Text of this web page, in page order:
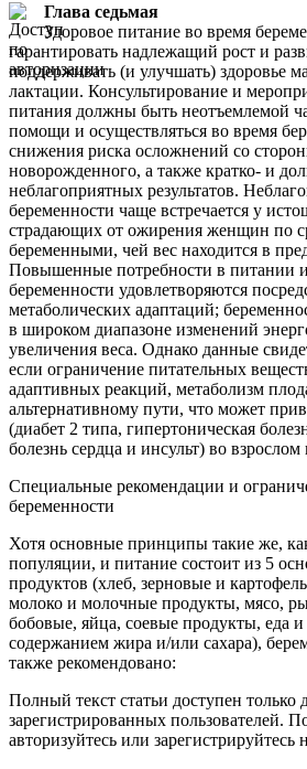
Глава седьмая
Здоровое питание во время
гарантировать надлежащий рост и
поддерживать (и улучшать) здоровье
лактации. Консультирование и
питания должны быть неотъемлемой
помощи и осуществляться во время
снижения риска осложнений со
новорожденного, а также кратко- и
неблагоприятных результатов.
беременности чаще встречается у
страдающих от ожирения женщин по
беременными, чей вес находится в
Повышенные потребности в питании
беременности удовлетворяются
метаболических адаптаций;
в широком диапазоне изменений
увеличения веса. Однако данные
если ограничение питательных
адаптивных реакций, метаболизм
альтернативному пути, что может
(диабет 2 типа, гипертоническая
болезнь сердца и инсульт) во взрослом
Специальные рекомендации и
беременности
Хотя основные принципы такие же,
популяции, и питание состоит из 5
продуктов (хлеб, зерновые и
молоко и молочные продукты, мясо,
бобовые, яйца, соевые продукты, еда
содержанием жира и/или сахара),
также рекомендовано:
Полный текст статьи доступен только
зарегистрированных пользователей.
авторизуйтесь или зарегистрируйтесь